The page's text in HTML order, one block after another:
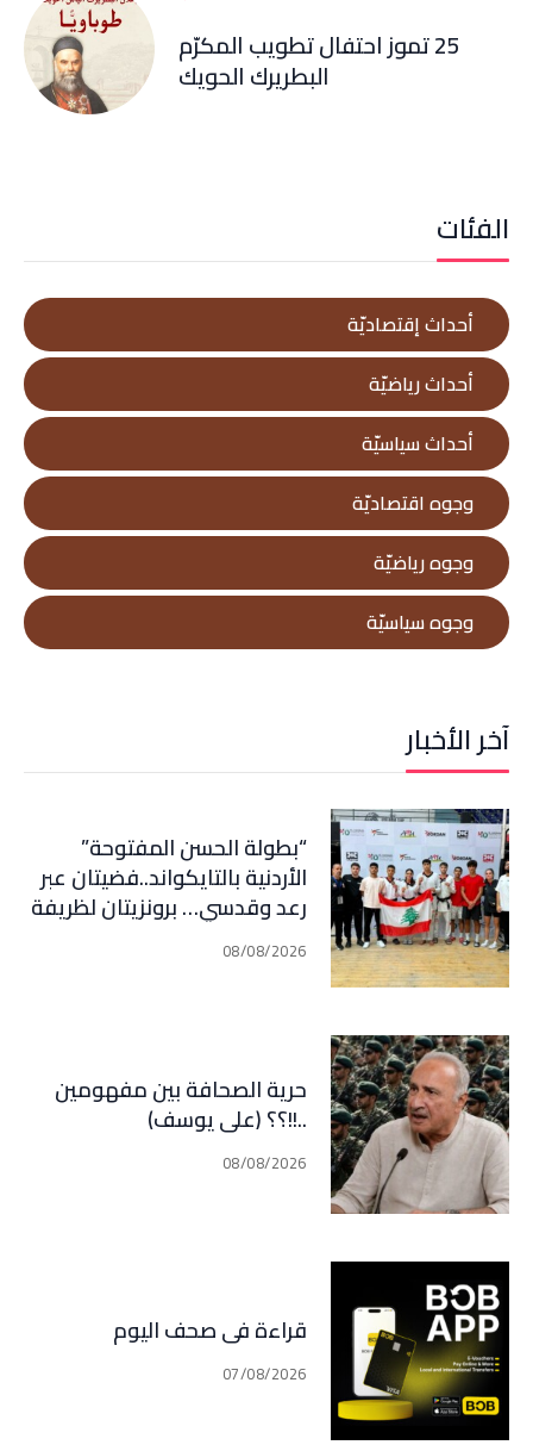
25 تموز احتفال تطويب المكرّم
البطريرك الحويك
الفئات
أحداث إقتصاديّة
أحداث رياضيّة
أحداث سياسيّة
وجوه اقتصاديّة
وجوه رياضيّة
وجوه سياسيّة
آخر الأخبار
“بطولة الحسن المفتوحة”
الأردنية بالتايكواند..فضيتان عبر
رعد وقدسي… برونزيتان لظريفة
وأبي هيلا
08/08/2026
حرية الصحافة بين مفهومين
..!!؟؟ (علي يوسف)
08/08/2026
قراءة في صحف اليوم
07/08/2026